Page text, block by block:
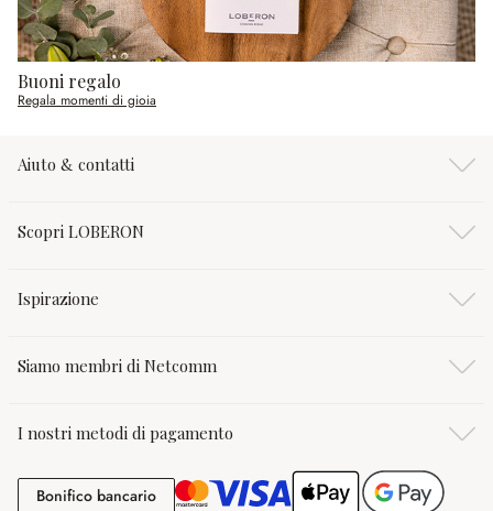
Buoni regalo
Regala momenti di gioia
Aiuto & contatti
Scopri LOBERON
Ispirazione
Siamo membri di Netcomm
I nostri metodi di pagamento
Bonifico bancarioBonifico bancario